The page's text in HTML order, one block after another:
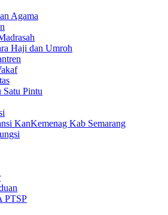
Agama
Haji dan Umroh
Satu Pintu
KanKemenag Kab Semarang
PTSP